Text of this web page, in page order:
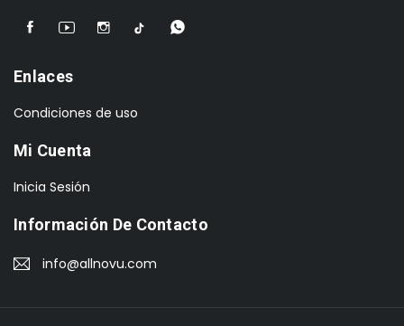
Enlaces
Condiciones de uso
Mi Cuenta
Inicia Sesión
Información De Contacto
info@allnovu.com